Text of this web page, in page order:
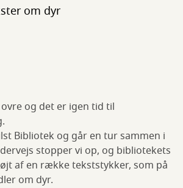
om dyr
og det er igen tid til
Bibliotek og går en tur sammen i
stopper vi op, og bibliotekets
af en række tekststykker, som på
om dyr.